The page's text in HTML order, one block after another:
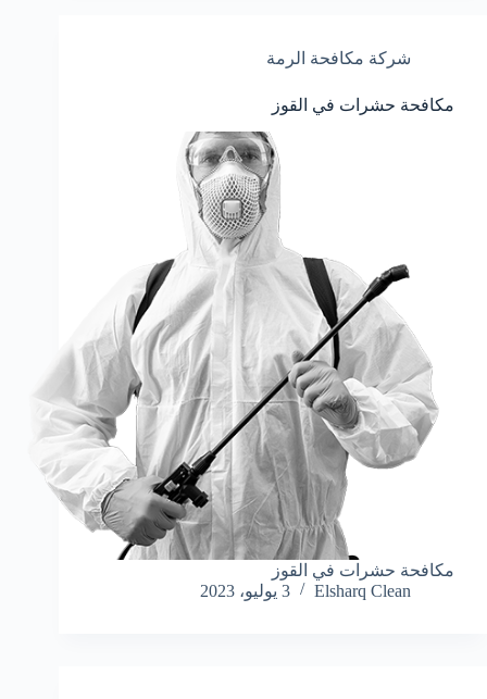
شركة مكافحة الرمة
مكافحة حشرات في القوز
مكافحة حشرات في القوز
Elsharq Clean
3 يوليو، 2023